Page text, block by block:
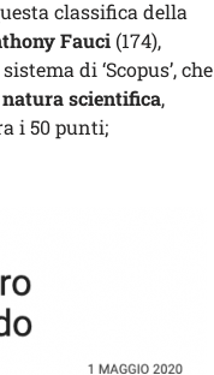
classifica della
Fauci (174),
di ‘Scopus’, che
scientifica,
i 50 punti;